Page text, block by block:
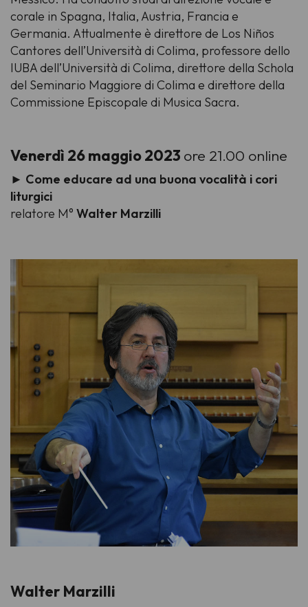
corale in Spagna, Italia, Austria, Francia e
Germania. Attualmente è direttore de Los Niños
Cantores dell’Università di Colima, professore dello
IUBA dell’Università di Colima, direttore della Schola
del Seminario Maggiore di Colima e direttore della
Commissione Episcopale di Musica Sacra.
Venerdì 26 maggio 2023 ore 21.00 online
► Come educare ad una buona vocalità i cori
liturgici
relatore M° Walter Marzilli
Walter Marzilli